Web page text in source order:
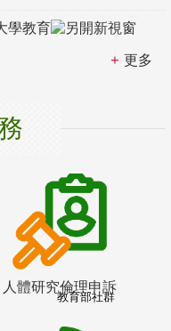
學教育
更多
人體研究倫理申訴
教育部社群